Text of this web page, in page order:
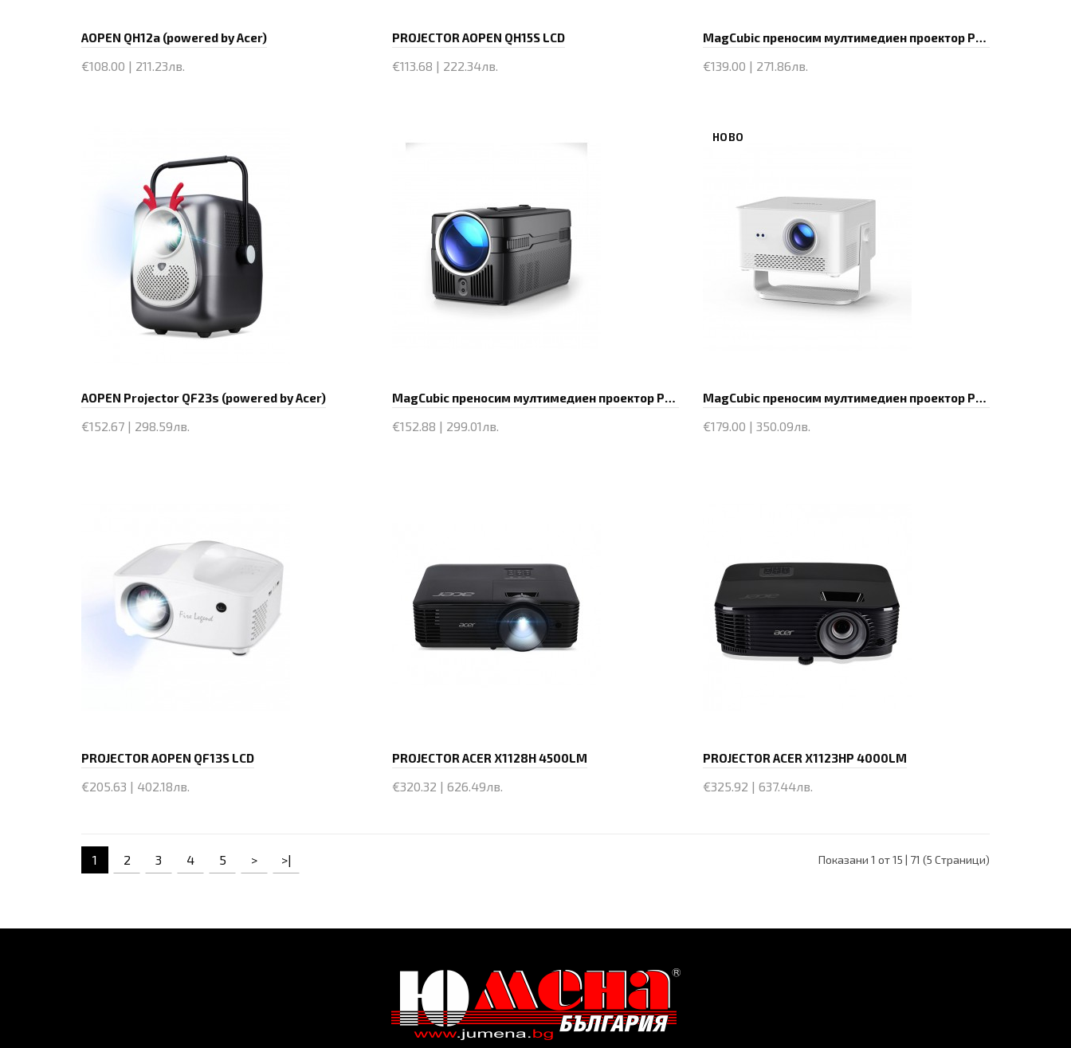
AOPEN QH12a (powered by Acer)
€108.00 | 211.23лв.
PROJECTOR AOPEN QH15S LCD
€113.68 | 222.34лв.
MagCubic преносим мултимедиен проектор Portable Multimedia Projector HY350MAX - 8K, Android 14, Wi-Fi 6, Bluetooth 5.4
€139.00 | 271.86лв.
AOPEN Projector QF23s (powered by Acer)
€152.67 | 298.59лв.
MagCubic преносим мултимедиен проектор Portable Multimedia Projector HY450C - 8K, Android 11, Wi-Fi 6, Bluetooth 5.4
€152.88 | 299.01лв.
НОВО
MagCubic преносим мултимедиен проектор Portable Multimedia Projector HY450MAX - 8K, Android 14, Wi-Fi 6, Bluetooth 5.4
€179.00 | 350.09лв.
PROJECTOR AOPEN QF13S LCD
€205.63 | 402.18лв.
PROJECTOR ACER X1128H 4500LM
€320.32 | 626.49лв.
PROJECTOR ACER X1123HP 4000LM
€325.92 | 637.44лв.
1 2 3 4 5 > >| Показани 1 от 15 | 71 (5 Страници)